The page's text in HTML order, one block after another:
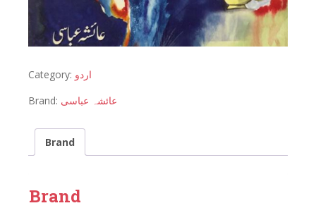
Category: اردو
Brand: عائشہ عباسی
Brand
Brand